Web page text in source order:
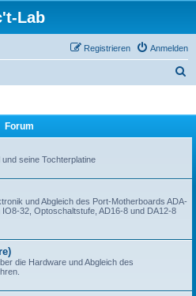
Lab
Anmelden
Registrieren
Forum
seine Tochterplatine
und Abgleich des Port-Motherboards ADA-
32, Optoschaltstufe, AD16-8 und DA12-8
die Hardware und Abgleich des